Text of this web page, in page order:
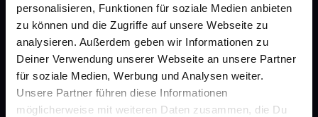
personalisieren, Funktionen für soziale Medien anbieten
zu können und die Zugriffe auf unsere Webseite zu
analysieren. Außerdem geben wir Informationen zu
Deiner Verwendung unserer Webseite an unsere Partner
für soziale Medien, Werbung und Analysen weiter.
Unsere Partner führen diese Informationen
möglicherweise mit weiteren Daten zusammen, die Du
gesund.de
Über uns
Karriere
Newsletter